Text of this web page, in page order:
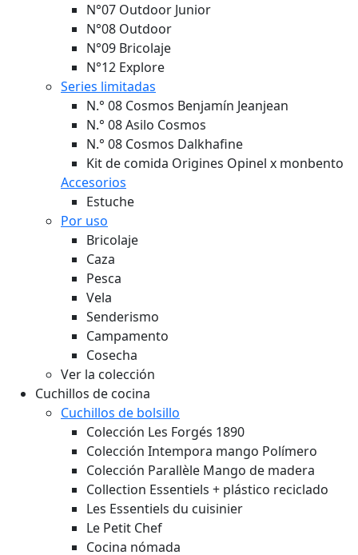
N°07 Outdoor Junior
N°08 Outdoor
N°09 Bricolaje
N°12 Explore
Series limitadas
N.° 08 Cosmos Benjamín Jeanjean
N.° 08 Asilo Cosmos
N.° 08 Cosmos Dalkhafine
Kit de comida Origines Opinel x monbento
Accesorios
Estuche
Por uso
Bricolaje
Caza
Pesca
Vela
Senderismo
Campamento
Cosecha
Ver la colección
Cuchillos de cocina
Cuchillos de bolsillo
Colección Les Forgés 1890
Colección Intempora mango Polímero
Colección Parallèle Mango de madera
Collection Essentiels + plástico reciclado
Les Essentiels du cuisinier
Le Petit Chef
Cocina nómada